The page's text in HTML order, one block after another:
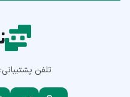
تلفن پشتیبانی: